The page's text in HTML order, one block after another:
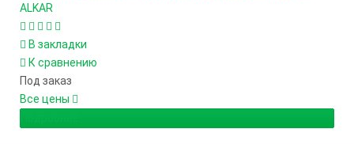
ALKAR
В закладки
К сравнению
Под заказ
Все цены